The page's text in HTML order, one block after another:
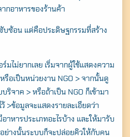
กอาหารของร้านค้า
บซ้อน แต่คือประดิษฐกรรมที่สร้าง
มไม่ยากเลย เริ่มจากผู้ใช้แสดงความ
รือเป็นหน่วยงาน NGO > จากนั้นดู
ริจาค > หรือถ้าเป็น NGO ก็เข้ามา
>ข้อมูลจะแสดงรายละเอียดว่า
าหารประเภทอะไรบ้าง และให้มารับ
อย่างนั้นระบบก็จะปล่อยคิวให้กับคน